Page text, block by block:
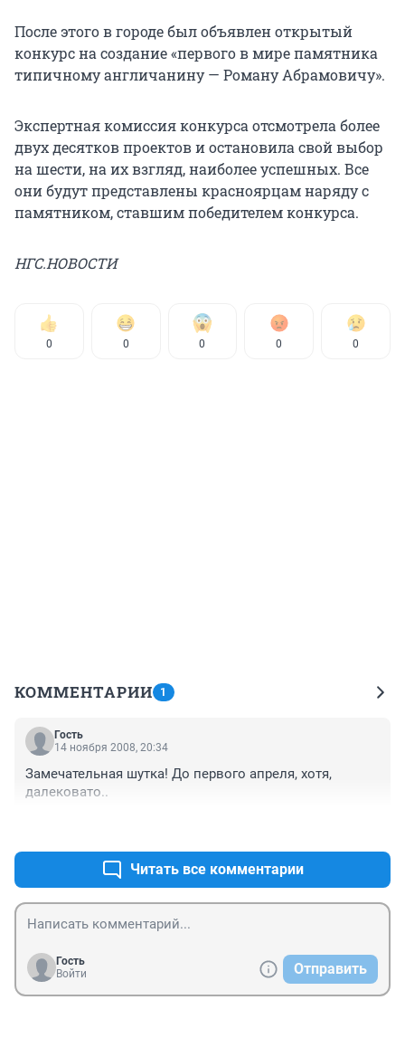
После этого в городе был объявлен открытый
конкурс на создание «первого в мире памятника
типичному англичанину — Роману Абрамовичу».
Экспертная комиссия конкурса отсмотрела более
двух десятков проектов и остановила свой выбор
на шести, на их взгляд, наиболее успешных. Все
они будут представлены красноярцам наряду с
памятником, ставшим победителем конкурса.
НГС.НОВОСТИ
0 0 0 0 0
КОММЕНТАРИИ 1
Гость
14 ноября 2008, 20:34
Замечательная шутка! До первого апреля, хотя,
далековато..
Читать все комментарии
Гость
Войти
Отправить